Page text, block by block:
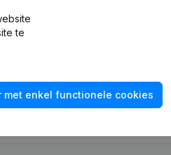
te
met enkel functionele cookies